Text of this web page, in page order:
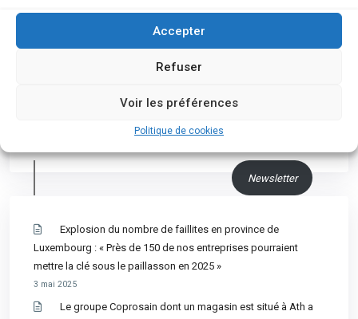
Accepter
Refuser
Voir les préférences
Politique de cookies
Newsletter
Explosion du nombre de faillites en province de
Luxembourg : « Près de 150 de nos entreprises pourraient
mettre la clé sous le paillasson en 2025 »
3 mai 2025
Le groupe Coprosain dont un magasin est situé à Ath a